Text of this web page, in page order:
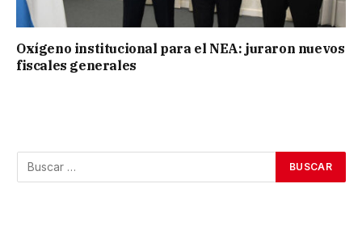
Oxígeno institucional para el NEA: juraron nuevos
fiscales generales